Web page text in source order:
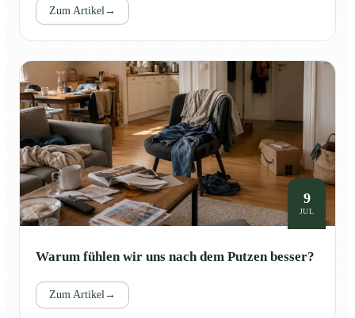
Zum Artikel →
9
JUL
Warum fühlen wir uns nach dem Putzen besser?
Zum Artikel →